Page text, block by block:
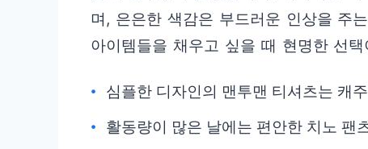
며, 은은한 색감은 부드러운 인상을 주
아이템들을 채우고 싶을 때 현명한 선
심플한 디자인의 맨투맨 티셔츠는 캐
활동량이 많은 날에는 편안한 치노 팬